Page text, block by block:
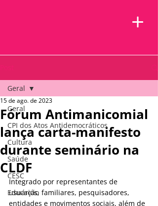
Geral
CPI dos Atos Antidemocráticos
Cultura
Saúde
CESC
Educação
Geral
Fórum Antimanicomial
lança carta-manifesto
durante seminário na
CLDF
15 de ago. de 2023
Integrado por representantes de
usuários, familiares, pesquisadores,
entidades e movimentos sociais, além de